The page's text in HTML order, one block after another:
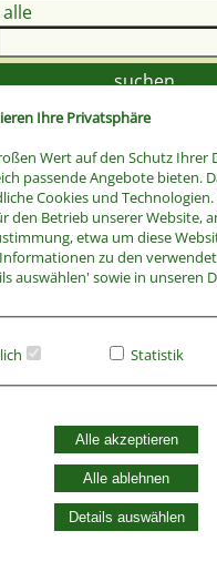
Ihre Privatsphäre
Wert auf den Schutz Ihrer
passende Angebote bieten.
Cookies und
den Betrieb unserer Website,
etwa um diese
zu den
auswählen' sowie in unseren
Statistik
Alle akzeptieren
Alle ablehnen
Details auswählen
widerrufen
und Versand
Cookie-Einwilligung